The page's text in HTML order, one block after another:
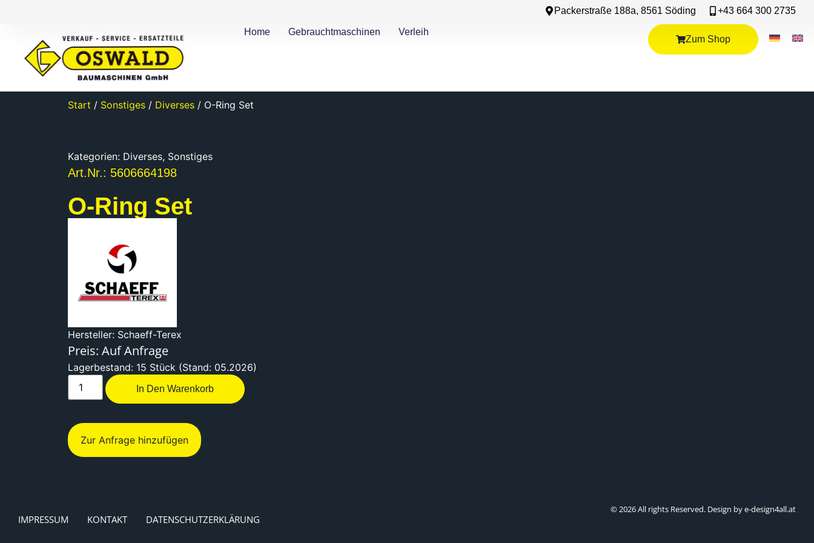
+43 664 300 2735
Packerstraße 188a, 8561 Söding
Home Gebrauchtmaschinen Verleih
Zum Shop
Start / Sonstiges / Diverses / O-Ring Set
Kategorien: Diverses, Sonstiges
Art.Nr.: 5606664198
O-Ring Set
Hersteller: Schaeff-Terex
Preis: Auf Anfrage
Lagerbestand: 15 Stück (Stand: 05.2026)
In Den Warenkorb
Zur Anfrage hinzufügen
IMPRESSUM KONTAKT DATENSCHUTZERKLÄRUNG
© 2026 All rights Reserved. Design by e-design4all.at